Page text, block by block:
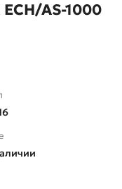
ECH/AS-1000